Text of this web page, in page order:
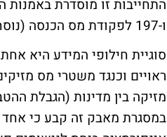
ו-197 לפקודת מס הכנסה (נוסח חדש), התשכ"א-1961.
סוגיית חילופי המידע היא
מזיקה בין מדינות (הגבלת
במסגרת מאבק זה קבע כי אחד